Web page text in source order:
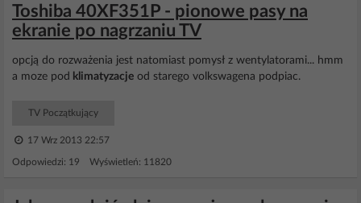
Toshiba 40XF351P - pionowe pasy na
ekranie po nagrzaniu TV
opcją do rozważenia jest natomiast pomysł z wentylatorami... hmm
a moze pod klimatyzacje od starego volkswagena podpiac.
TV Początkujący
17 Wrz 2013 22:57
Odpowiedzi: 19 Wyświetleń: 11820